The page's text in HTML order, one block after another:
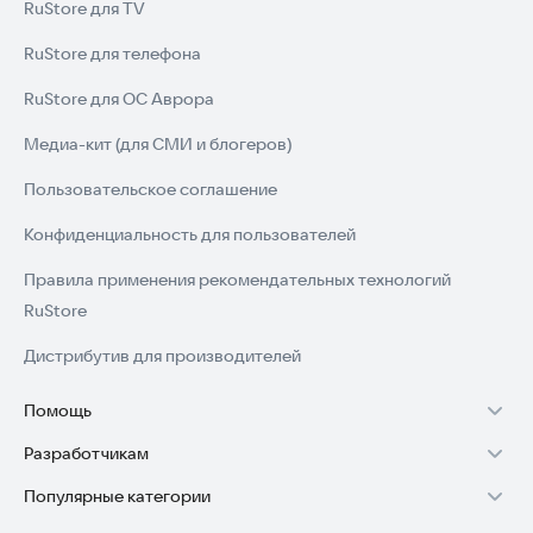
RuStore для TV
RuStore для телефона
RuStore для ОС Аврора
Медиа-кит (для СМИ и блогеров)
Пользовательское соглашение
Конфиденциальность для пользователей
Правила применения рекомендательных технологий
RuStore
Дистрибутив для производителей
Помощь
Установка RuStore на TV
Установка RuStore на телефон
Разработчикам
Зарабатывать с RuStore
Популярные категории